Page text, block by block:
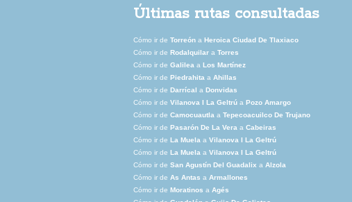
Últimas rutas consultadas
Cómo ir de Torreón a Heroica Ciudad De Tlaxiaco
Cómo ir de Rodalquilar a Torres
Cómo ir de Galilea a Los Martínez
Cómo ir de Piedrahita a Ahillas
Cómo ir de Darrícal a Donvidas
Cómo ir de Vilanova I La Geltrú a Pozo Amargo
Cómo ir de Camocuautla a Tepecoacuilco De Trujano
Cómo ir de Pasarón De La Vera a Cabeiras
Cómo ir de La Muela a Vilanova I La Geltrú
Cómo ir de La Muela a Vilanova I La Geltrú
Cómo ir de San Agustín Del Guadalix a Alzola
Cómo ir de As Antas a Armallones
Cómo ir de Moratinos a Agés